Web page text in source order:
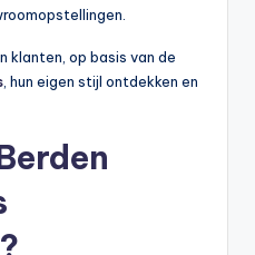
klanten, op basis van de
, hun eigen stijl ontdekken en